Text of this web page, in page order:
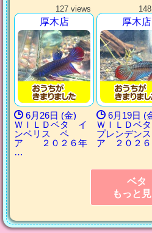
127 views
厚木店
6月26日 (金)
ＷＩＬＤベタ イ
ンベリス ペ
ア ２０２６年
…
厚木店
6月19日 (
ＷＩＬＤベ
プレンデン
ア ２０２
ベタ
もっと